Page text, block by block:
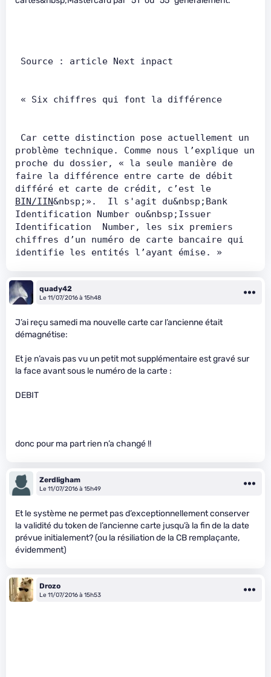
Source : article Next inpact
« Six chiffres qui font la différence
problème technique. Comme nous l’explique un
proche du dossier, « la seule manière de
faire la différence entre carte de débit
BIN/IIN&nbsp;».  Il s'agit du&nbsp;Bank
Identification Number ou&nbsp;Issuer
Identification  Number, les six premiers
chiffres d’un numéro de carte bancaire qui
identifie les entités l’ayant émise. »
quady42
Le 11/07/2016 à 15h48
J’ai reçu samedi ma nouvelle carte car l’ancienne était
démagnétise:
Et je n’avais pas vu un petit mot supplémentaire est gravé sur
la face avant sous le numéro de la carte :
DEBIT
donc pour ma part rien n’a changé !!
Zerdligham
Le 11/07/2016 à 15h49
Et le système ne permet pas d’exceptionnellement conserver
la validité du token de l’ancienne carte jusqu’à la fin de la date
prévue initialement? (ou la résiliation de la CB remplaçante,
évidemment)
Drozo
Le 11/07/2016 à 15h53